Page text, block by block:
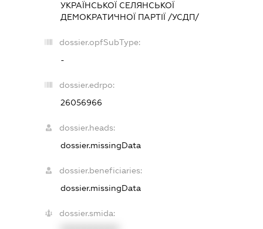
УКРАЇНСЬКОЇ СЕЛЯНСЬКОЇ
ДЕМОКРАТИЧНОЇ ПАРТІЇ /УСДП/
dossier.opfSubType:
-
dossier.edrpo:
26056966
dossier.heads:
dossier.missingData
dossier.beneficiaries:
dossier.missingData
dossier.smida: